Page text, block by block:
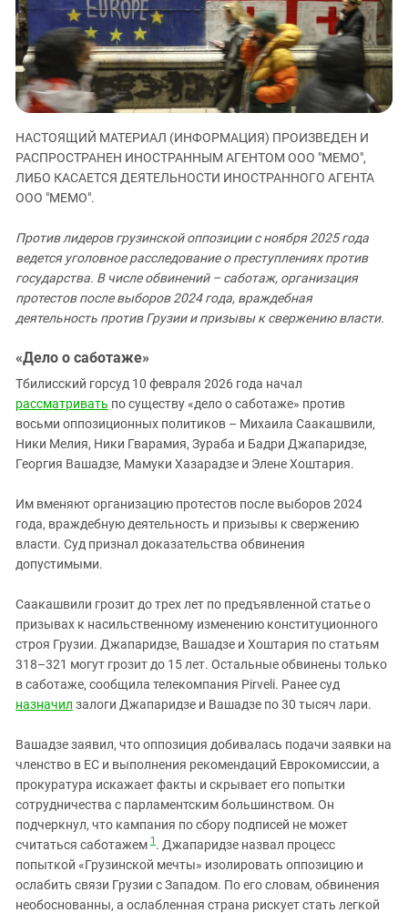
ЗАСТАВЛЯЕТ
КАВКАЗ ЗА ПАЛЕСТИНУ
ИНАКОМЫСЛИЕ В ЧЕЧНЕ
ПРЕСЛЕДОВАНИЕ АКТИВИСТОВ
МОБИЛИЗАЦИЯ И ПРОТЕСТЫ
Дагестан
Ингушетия
Кабардино-Балкария
Калмыкия
Карачаево-Черкесия
Краснодарский край
Нагорный Карабах
Ростовская область
Северная Осетия - Алания
СКФО
Ставропольский край
Чечня
Южная Осетия
Южный Кавказ
ЮФО
НАСТОЯЩИЙ МАТЕРИАЛ (ИНФОРМАЦИЯ) ПРОИЗВЕДЕН И
РАСПРОСТРАНЕН ИНОСТРАННЫМ АГЕНТОМ ООО "МЕМО",
ЛИБО КАСАЕТСЯ ДЕЯТЕЛЬНОСТИ ИНОСТРАННОГО АГЕНТА
ООО "МЕМО".
Против лидеров грузинской оппозиции с ноября 2025 года
ведется уголовное расследование о преступлениях против
государства. В числе обвинений – саботаж, организация
протестов после выборов 2024 года, враждебная
деятельность против Грузии и призывы к свержению власти.
«Дело о саботаже»
Тбилисский горсуд 10 февраля 2026 года начал
рассматривать по существу «дело о саботаже» против
восьми оппозиционных политиков – Михаила Саакашвили,
Ники Мелия, Ники Гварамия, Зураба и Бадри Джапаридзе,
Георгия Вашадзе, Мамуки Хазарадзе и Элене Хоштария.
Им вменяют организацию протестов после выборов 2024
года, враждебную деятельность и призывы к свержению
власти. Суд признал доказательства обвинения
допустимыми.
Саакашвили грозит до трех лет по предъявленной статье о
призывах к насильственному изменению конституционного
строя Грузии. Джапаридзе, Вашадзе и Хоштария по статьям
318–321 могут грозит до 15 лет. Остальные обвинены только
в саботаже, сообщила телекомпания Pirveli. Ранее суд
назначил залоги Джапаридзе и Вашадзе по 30 тысяч лари.
Вашадзе заявил, что оппозиция добивалась подачи заявки на
членство в ЕС и выполнения рекомендаций Еврокомиссии, а
прокуратура искажает факты и скрывает его попытки
сотрудничества с парламентским большинством. Он
подчеркнул, что кампания по сбору подписей не может
считаться саботажем 1 . Джапаридзе назвал процесс
попыткой «Грузинской мечты» изолировать оппозицию и
ослабить связи Грузии с Западом. По его словам, обвинения
необоснованны, а ослабленная страна рискует стать легкой